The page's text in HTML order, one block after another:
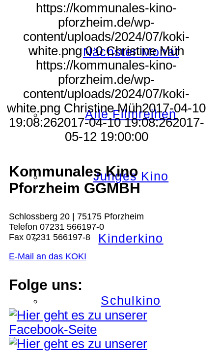
Nächster Monat
Alle Filmreihen
Junges Kino
Kinderkino
Schulkino
https://kommunales-kino-
pforzheim.de/wp-
content/uploads/2024/07/koki-
white.png 0 0 Christine Müh
https://kommunales-kino-
pforzheim.de/wp-
content/uploads/2024/07/koki-
white.png Christine Müh2017-04-10
19:08:262017-04-10 19:08:262017-
05-12 19:00:00
Kommunales Kino
Pforzheim GGMBH
Schlossberg 20 | 75175 Pforzheim
Telefon 07231 566197-0
Fax 07231 566197-8
E-Mail an das KOKI
Folge uns: